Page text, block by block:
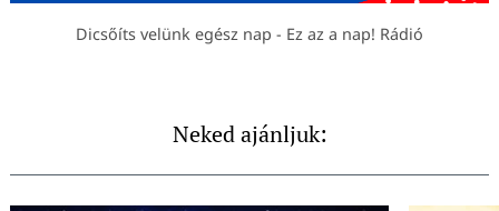
Dicsőíts velünk egész nap - Ez az a nap! Rádió
Neked ajánljuk: